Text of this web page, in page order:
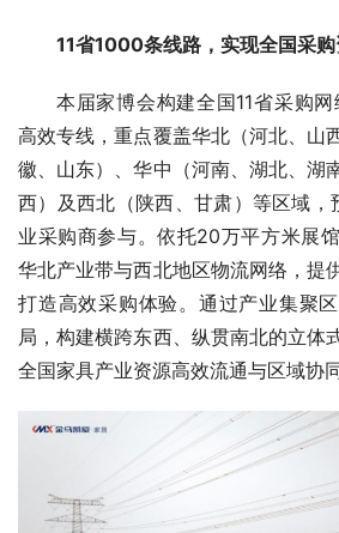
11省1000条线路，实现全国采
本届家博会构建全国11省采购
高效专线，重点覆盖华北（河北、山
徽、山东）、华中（河南、湖北、湖
西）及西北（陕西、甘肃）等区域
业采购商参与。依托20万平方米展
华北产业带与西北地区物流网络，提
打造高效采购体验。通过产业集聚
局，构建横跨东西、纵贯南北的立体
全国家具产业资源高效流通与区域协同